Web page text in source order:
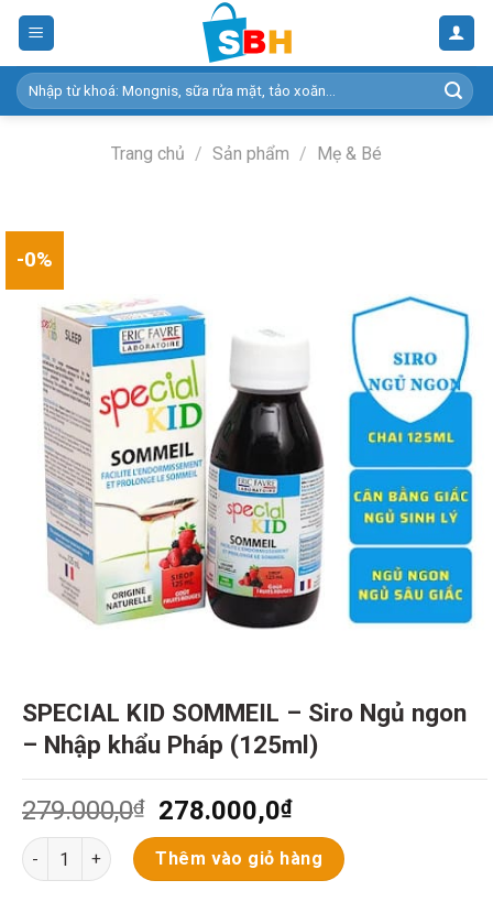
Skip
content
Tìm
kiếm:
Trang chủ / Sản phẩm / Mẹ & Bé
-0%
SPECIAL KID SOMMEIL – Siro Ngủ ngon
– Nhập khẩu Pháp (125ml)
279.000,0₫
Giá
gốc
là:
279.000,0₫.
278.000,0₫Giá
hiện
tại
là:
SPECIAL KID SOMMEIL - Siro Ngủ ngon - Nhập khẩu Pháp
Thêm vào giỏ hàng